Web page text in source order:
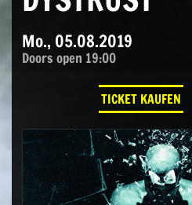
Mo., 05.08.2019
Doors open 19:00
TICKET KAUFEN